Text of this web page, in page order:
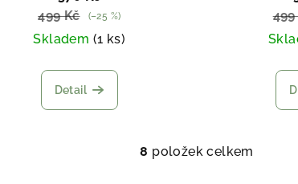
499 Kč
(–25 %)
Skladem (1 ks)
Detail
O
8 položek celkem